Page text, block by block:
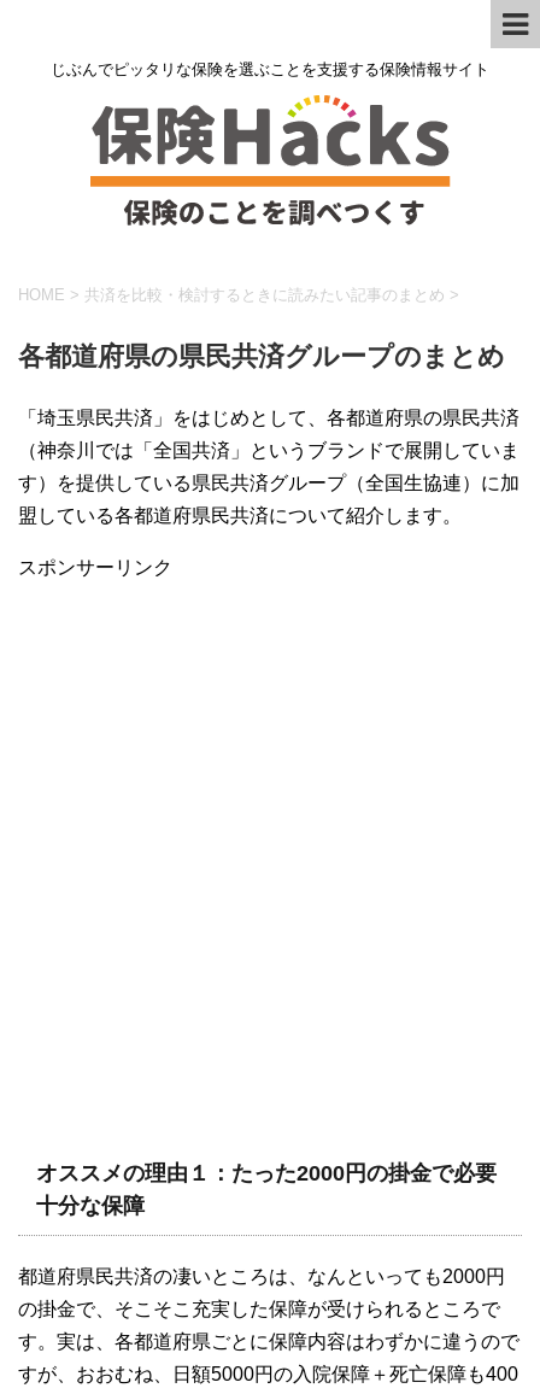
じぶんでピッタリな保険を選ぶことを支援する保険情報サイト
HOME > 共済を比較・検討するときに読みたい記事のまとめ >
各都道府県の県民共済グループのまとめ
「埼玉県民共済」をはじめとして、各都道府県の県民共済
（神奈川では「全国共済」というブランドで展開していま
す）を提供している県民共済グループ（全国生協連）に加
盟している各都道府県民共済について紹介します。
スポンサーリンク
オススメの理由１：たった2000円の掛金で必要
十分な保障
都道府県民共済の凄いところは、なんといっても2000円
の掛金で、そこそこ充実した保障が受けられるところで
す。実は、各都道府県ごとに保障内容はわずかに違うので
すが、おおむね、日額5000円の入院保障＋死亡保障も400